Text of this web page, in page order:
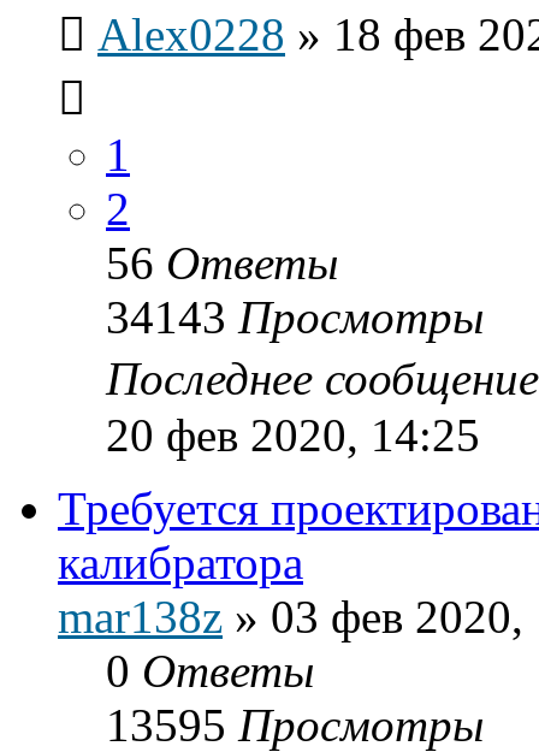
Alex0228 » 18 фев
1
2
56 Ответы
34143 Просмотры
Последнее
20 фев 2020, 14:25
Требуется
калибратора
mar138z » 03 фев 2020,
0 Ответы
13595 Просмотры